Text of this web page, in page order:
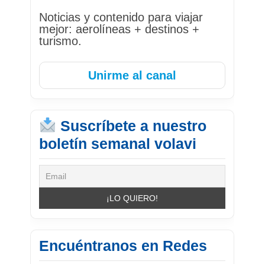
Noticias y contenido para viajar
mejor: aerolíneas + destinos +
turismo.
Unirme al canal
Suscríbete a nuestro
boletín semanal volavi
Encuéntranos en Redes